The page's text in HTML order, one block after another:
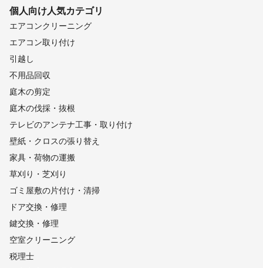
個人向け人気カテゴリ
エアコンクリーニング
エアコン取り付け
引越し
不用品回収
庭木の剪定
庭木の伐採・抜根
テレビのアンテナ工事・取り付け
壁紙・クロスの張り替え
家具・荷物の運搬
草刈り・芝刈り
ゴミ屋敷の片付け・清掃
ドア交換・修理
鍵交換・修理
空室クリーニング
税理士